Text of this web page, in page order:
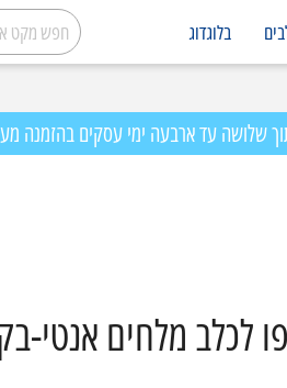
בלוגדוג
שלושה עד ארבעה ימי עסקים בהזמנה מעל
לכלב מלחים אנטי-